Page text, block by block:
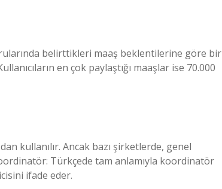
belirttikleri maaş beklentilerine göre bir
en çok paylaştığı maaşlar ise 70.000
kullanılır. Ancak bazı şirketlerde, genel
Türkçede tam anlamıyla koordinatör
ifade eder.